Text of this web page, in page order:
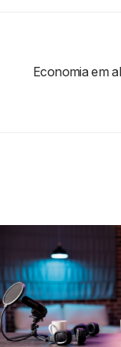
Economia em